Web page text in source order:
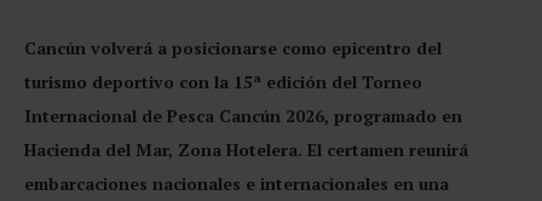
Cancún volverá a posicionarse como epicentro del
turismo deportivo con la 15ª edición del Torneo
Internacional de Pesca Cancún 2026, programado en
Hacienda del Mar, Zona Hotelera. El certamen reunirá
embarcaciones nacionales e internacionales en una